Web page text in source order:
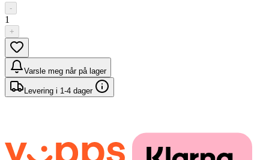
-
1
+
Varsle meg når på lager
Levering i 1-4 dager